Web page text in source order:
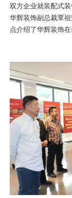
双方企业就装配式
华辉装饰副总裁覃
点介绍了华辉装饰